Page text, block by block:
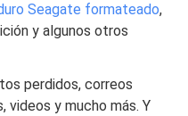
Seagate formateado,
y algunos otros
perdidos, correos
videos y mucho más. Y